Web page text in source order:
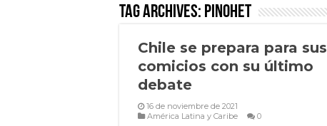
Tag Archives: pinohet
Chile se prepara para sus
comicios con su último
debate
16 de noviembre de 2021
América Latina y Caribe
0